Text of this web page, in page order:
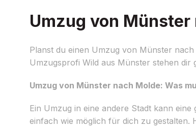
Umzug von
Planst du einen Umzug von Münster
Umzugsprofi Wild aus Münster stehen dir
Umzug von Münster nach Molde: Was
Ein Umzug in eine andere Stadt kann
einfach wie möglich für dich zu gestalten.